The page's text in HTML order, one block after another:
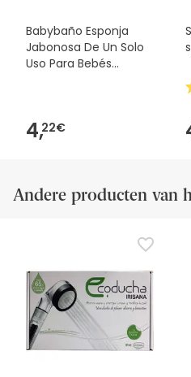
Babybaño Esponja
Jabonosa De Un Solo
Uso Para Bebés
4,22€
Andere producten van